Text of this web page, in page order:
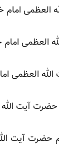
امام
امام
العظمی
آیت الله
آیت الله